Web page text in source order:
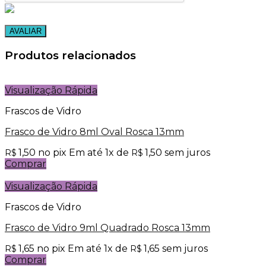
Produtos relacionados
Visualização Rápida
Frascos de Vidro
Frasco de Vidro 8ml Oval Rosca 13mm
R$ 1,50 no pix Em até 1x de R$ 1,50 sem juros
Comprar
Visualização Rápida
Frascos de Vidro
Frasco de Vidro 9ml Quadrado Rosca 13mm
R$ 1,65 no pix Em até 1x de R$ 1,65 sem juros
Comprar